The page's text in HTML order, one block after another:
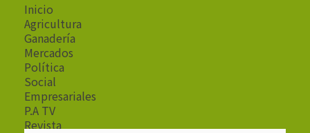
Inicio
Agricultura
Ganadería
Mercados
Política
Social
Empresariales
P.A TV
Revista